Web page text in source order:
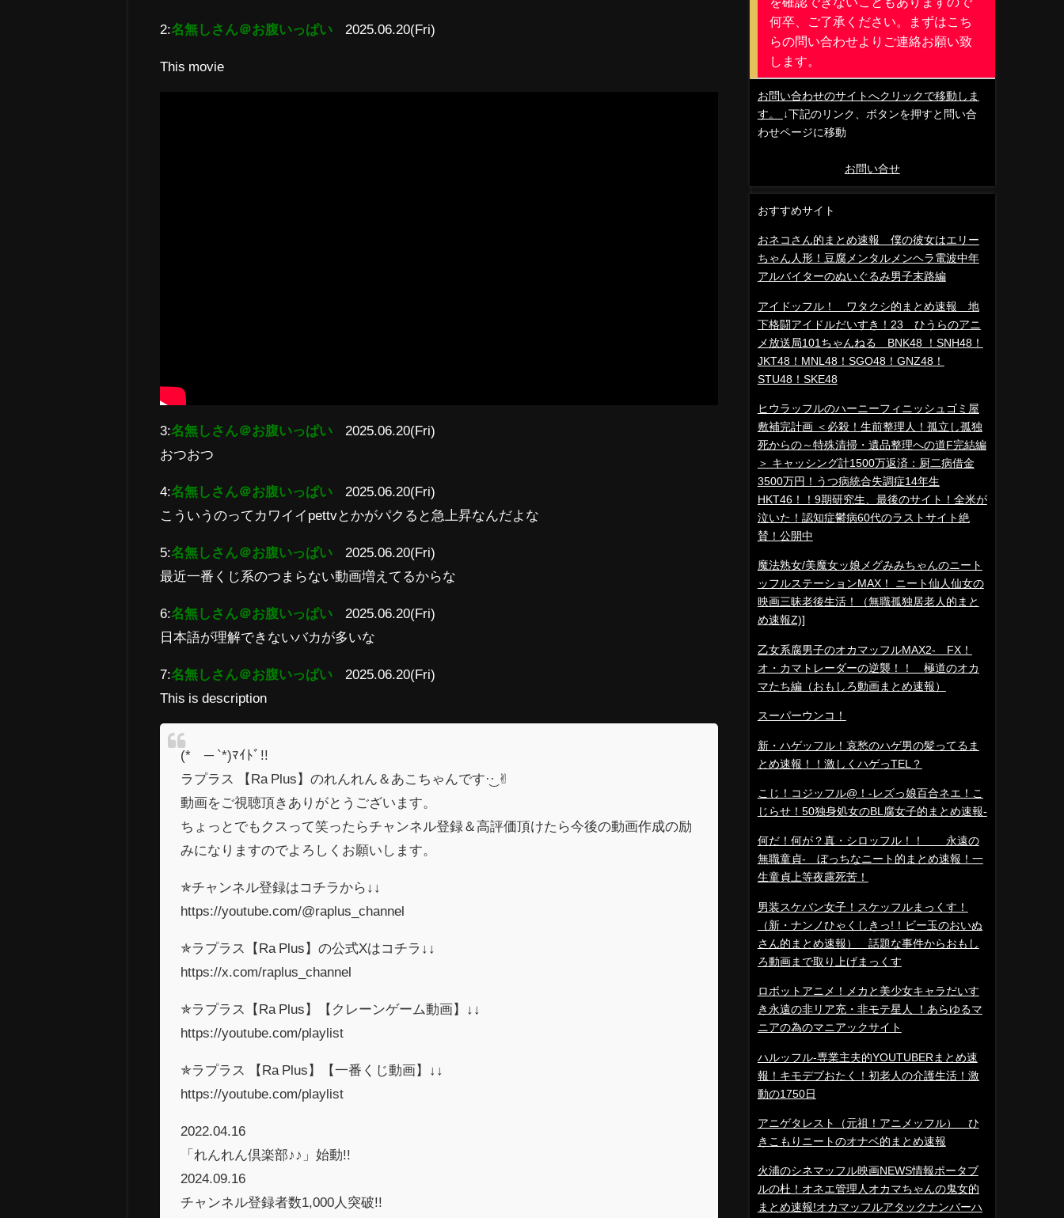
2:名無しさん＠お腹いっぱい 2025.06.20(Fri)
This movie
3:名無しさん＠お腹いっぱい
2025.06.20(Fri)
おつおつ
4:名無しさん＠お腹いっぱい
2025.06.20(Fri)
こういうのってカワイイpettvとかがパクると急上昇なんだよな
5:名無しさん＠お腹いっぱい
2025.06.20(Fri)
最近一番くじ系のつまらない動画増えてるからな
6:名無しさん＠お腹いっぱい
2025.06.20(Fri)
日本語が理解できないバカが多いな
7:名無しさん＠お腹いっぱい
2025.06.20(Fri)
This is description
(*´─ `*)ﾏｲﾄﾞ!!
ラプラス 【Ra Plus】のれんれん＆あこちゃんです·͜· ︎︎✌︎︎︎
動画をご視聴頂きありがとうございます。
ちょっとでもクスって笑ったらチャンネル登録＆高評価頂けたら今後の動画作成の励
みになりますのでよろしくお願いします。
✯チャンネル登録はコチラから↓↓
https://youtube.com/@raplus_channel
✯ラプラス【Ra Plus】の公式Xはコチラ↓↓
https://x.com/raplus_channel
✯ラプラス【Ra Plus】【クレーンゲーム動画】↓↓
https://youtube.com/playlist
✯ラプラス 【Ra Plus】【一番くじ動画】↓↓
https://youtube.com/playlist
2022.04.16
「れんれん倶楽部♪♪」始動!!
2024.09.16
チャンネル登録者数1,000人突破!!
何卒、ご了承ください。まずはこち
らの問い合わせよりご連絡お願い致
します。
お問い合わせのサイトへクリックで移動しま
す。
↓下記のリンク、ボタンを押すと問い合
わせページに移動
お問い合せ
おすすめサイト
おネコさん的まとめ速報 僕の彼女はエリー
ちゃん人形！豆腐メンタルメンヘラ電波中年
アルバイターのぬいぐるみ男子末路編
アイドッフル！ ワタクシ的まとめ速報 地
下格闘アイドルだいすき！23 ひうらのアニ
メ放送局101ちゃんねる BNK48 ！SNH48！
JKT48！MNL48！SGO48！GNZ48！
STU48！SKE48
ヒウラッフルのハーニーフィニッシュゴミ屋
敷補完計画 ＜必殺！生前整理人！孤立し孤独
死からの～特殊清掃・遺品整理への道F完結編
＞ キャッシング計1500万返済：厨二病借金
3500万円！うつ病統合失調症14年生
HKT46！！9期研究生、最後のサイト！全米が
泣いた！認知症鬱病60代のラストサイト絶
賛！公開中
魔法熟女/美魔女ッ娘メグみみちゃんのニート
ッフルステーションMAX！ ニート仙人仙女の
映画三昧老後生活！（無職孤独居老人的まと
め速報Z)]
乙女系腐男子のオカマッフルMAX2- FX！
オ・カマトレーダーの逆襲！！ 極道のオカ
マたち編（おもしろ動画まとめ速報）
スーパーウンコ！
新・ハゲッフル！哀愁のハゲ男の髪ってるま
とめ速報！！激しくハゲっTEL？
こじ！コジッフル@！-レズっ娘百合ネエ！こ
じらせ！50独身処女のBL腐女子的まとめ速報-
何だ！何が？真・シロッフル！！ 永遠の
無職童貞- ぼっちなニート的まとめ速報！一
生童貞上等夜露死苦！
男装スケバン女子！スケッフルまっくす！
（新・ナンノひゃくしきっ!！ビー玉のおいぬ
さん的まとめ速報） 話題な事件からおもし
ろ動画まで取り上げまっくす
ロボットアニメ！メカと美少女キャラだいす
き永遠の非リア充・非モテ星人 ！あらゆるマ
ニアの為のマニアックサイト
ハルッフル-専業主夫的YOUTUBERまとめ速
報！キモデブおたく！初老人の介護生活！激
動の1750日
アニゲタレスト（元祖！アニメッフル） ひ
きこもりニートのオナベ的まとめ速報
火浦のシネマッフル映画NEWS情報ポータブ
ルの杜！オネエ管理人オカマちゃんの鬼女的
まとめ速報!オカマッフルアタックナンバーハ